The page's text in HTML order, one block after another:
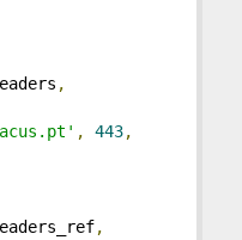
,
, 443,
,